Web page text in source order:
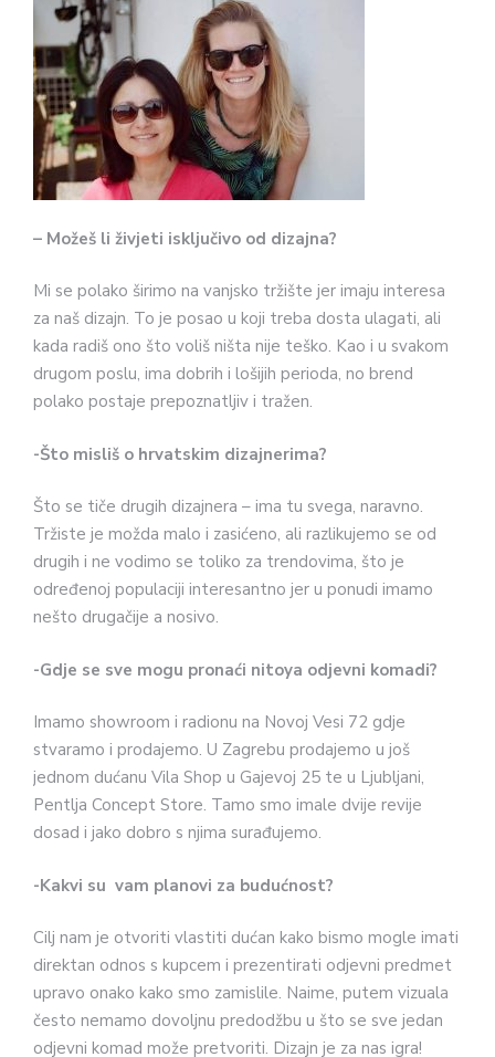
– Možeš li živjeti isključivo od dizajna?
Mi se polako širimo na vanjsko tržište jer imaju interesa
za naš dizajn. To je posao u koji treba dosta ulagati, ali
kada radiš ono što voliš ništa nije teško. Kao i u svakom
drugom poslu, ima dobrih i lošijih perioda, no brend
polako postaje prepoznatljiv i tražen.
-Što misliš o hrvatskim dizajnerima?
Što se tiče drugih dizajnera – ima tu svega, naravno.
Tržiste je možda malo i zasićeno, ali razlikujemo se od
drugih i ne vodimo se toliko za trendovima, što je
određenoj populaciji interesantno jer u ponudi imamo
nešto drugačije a nosivo.
-Gdje se sve mogu pronaći nitoya odjevni komadi?
Imamo showroom i radionu na Novoj Vesi 72 gdje
stvaramo i prodajemo. U Zagrebu prodajemo u još
jednom dućanu Vila Shop u Gajevoj 25 te u Ljubljani,
Pentlja Concept Store. Tamo smo imale dvije revije
dosad i jako dobro s njima surađujemo.
-Kakvi su vam planovi za budućnost?
Cilj nam je otvoriti vlastiti dućan kako bismo mogle imati
direktan odnos s kupcem i prezentirati odjevni predmet
upravo onako kako smo zamislile. Naime, putem vizuala
često nemamo dovoljnu predodžbu u što se sve jedan
odjevni komad može pretvoriti. Dizajn je za nas igra!